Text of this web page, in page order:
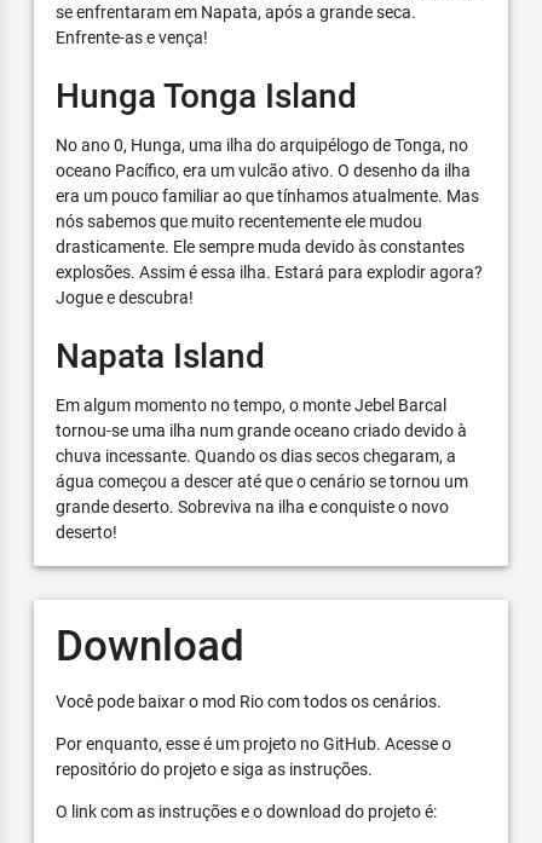
se enfrentaram em Napata, após a grande seca.
Enfrente-as e vença!
Hunga Tonga Island
No ano 0, Hunga, uma ilha do arquipélogo de Tonga, no
oceano Pacífico, era um vulcão ativo. O desenho da ilha
era um pouco familiar ao que tínhamos atualmente. Mas
nós sabemos que muito recentemente ele mudou
drasticamente. Ele sempre muda devido às constantes
explosões. Assim é essa ilha. Estará para explodir agora?
Jogue e descubra!
Napata Island
Em algum momento no tempo, o monte Jebel Barcal
tornou-se uma ilha num grande oceano criado devido à
chuva incessante. Quando os dias secos chegaram, a
água começou a descer até que o cenário se tornou um
grande deserto. Sobreviva na ilha e conquiste o novo
deserto!
Download
Você pode baixar o mod Rio com todos os cenários.
Por enquanto, esse é um projeto no GitHub. Acesse o
repositório do projeto e siga as instruções.
O link com as instruções e o download do projeto é: